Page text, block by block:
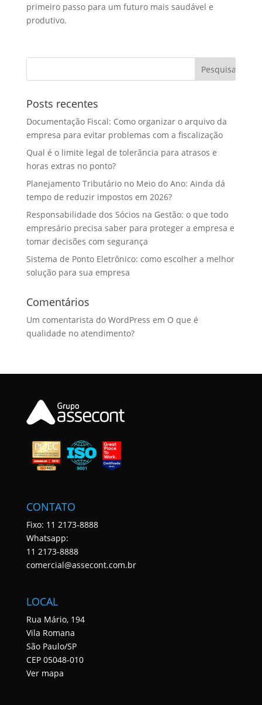
primeiro passo para um futuro mais saudável e
produtivo.
Posts recentes
Documentação Fiscal: Como organizar o arquivo da
empresa para evitar problemas com a fiscalização
Qual é o limite legal de tolerância para atrasos e
horas extras no ponto?
Planejamento Tributário no Meio do Ano: Ainda dá
tempo de reduzir impostos em 2026?
Responsabilidade dos Sócios na Gestão: o que todo
empresário precisa saber para proteger a empresa e
tomar decisões com segurança
Sistema de Ponto Eletrônico: como escolher a melhor
solução para sua empresa
Comentários
Um comentarista do WordPress em O que é
qualidade no atendimento?
CONTATO
Fixo: 11 2173-8888
Whatsapp:
11 2173-8888
comercial@assecont.com.br
LOCAL
Rua Mário, 194
Vila Romana
São Paulo/SP
CEP 05048-010
Ver mapa